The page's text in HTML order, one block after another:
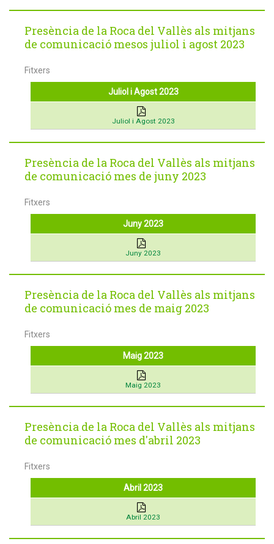
Presència de la Roca del Vallès als mitjans
de comunicació mesos juliol i agost 2023
Fitxers
Juliol i Agost 2023
Juliol i Agost 2023
Presència de la Roca del Vallès als mitjans
de comunicació mes de juny 2023
Fitxers
Juny 2023
Juny 2023
Presència de la Roca del Vallès als mitjans
de comunicació mes de maig 2023
Fitxers
Maig 2023
Maig 2023
Presència de la Roca del Vallès als mitjans
de comunicació mes d'abril 2023
Fitxers
Abril 2023
Abril 2023